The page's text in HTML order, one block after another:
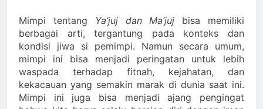
Mimpi tentang Ya’juj dan Ma’juj bisa memiliki
berbagai arti, tergantung pada konteks dan
kondisi jiwa si pemimpi. Namun secara umum,
mimpi ini bisa menjadi peringatan untuk lebih
waspada terhadap fitnah, kejahatan, dan
kekacauan yang semakin marak di dunia saat ini.
Mimpi ini juga bisa menjadi ajang pengingat